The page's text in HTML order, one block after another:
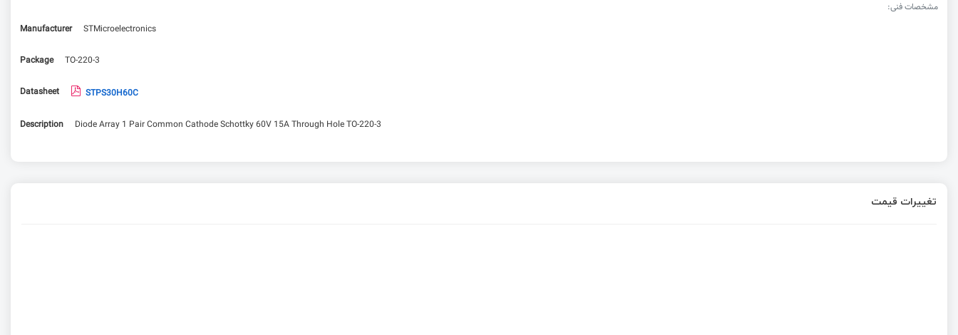
مشخصات فنی:
Manufacturer
STMicroelectronics
Package TO-220-3
Datasheet STPS30H60C
Description Diode Array 1 Pair Common Cathode Schottky 60V 15A Through Hole TO-220-3
تغییرات قیمت